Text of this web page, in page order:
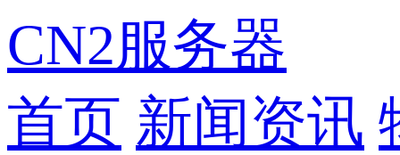
CN2服务器
首页 新闻资讯